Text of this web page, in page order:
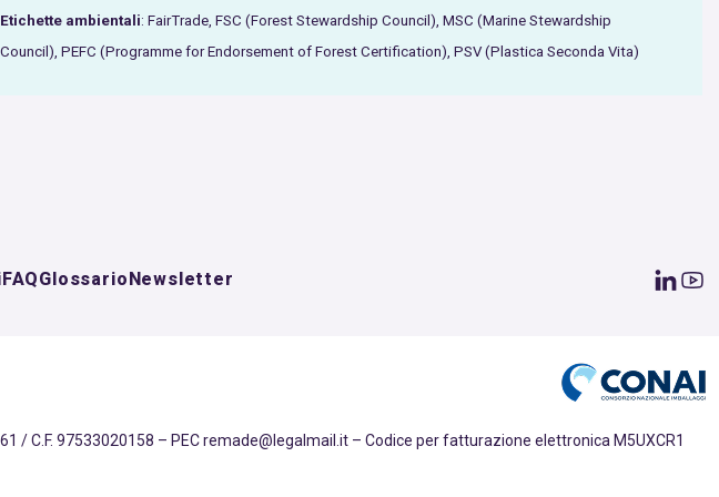
Etichette ambientali: FairTrade, FSC (Forest Stewardship Council), MSC (Marine Stewardship
Council), PEFC (Programme for Endorsement of Forest Certification), PSV (Plastica Seconda Vita)
FAQGlossarioNewsletter
/ C.F. 97533020158 – PEC remade@legalmail.it – Codice per fatturazione elettronica M5UXCR1